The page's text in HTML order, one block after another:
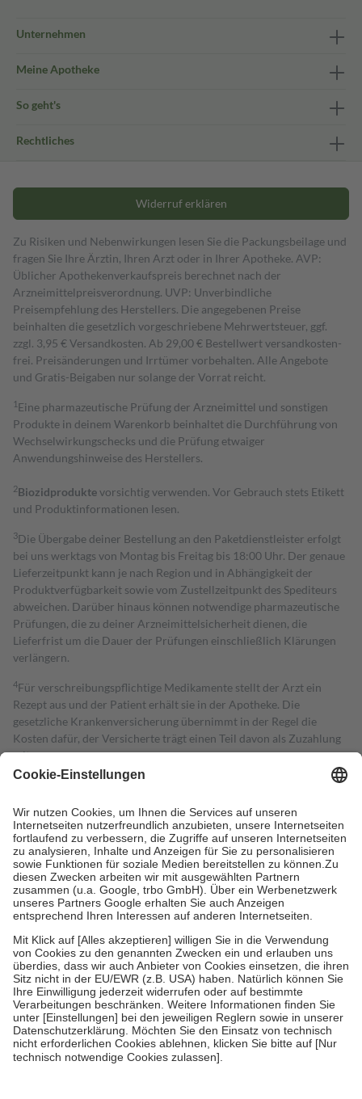
Unternehmen
Meine Apotheke
So geht's
Rechtliches
Widerruf erklären
Zu Risiken und Nebenwirkungen lesen Sie die Packungsbeilage und
fragen Sie Ihre Ärztin, Ihren Arzt oder in Ihrer Apotheke. AVP:
Üblicher Apothekenverkaufspreis berechnet nach der
Arzneimittelpreisverordnung. UVP: Unverbindliche
Preisempfehlung des Herstellers. Die angegebenen Preise
beinhalten die gesetzlich vorgeschriebene Mehrwertsteuer, ggf.
zzgl. 3,95 € Versandkosten. Ab 29,00 € Bestell­wert versand­kosten­
frei. Preisänderungen und Irrtümer vorbehalten. Alle Angebote
und Gratis-Beigaben nur solange der Vorrat reicht.
1 Eine pharmazeutische Prüfung der Arzneimittel und sonstigen
Produkte in deinem Warenkorb beinhaltet die Durchführung von
Wechselwirkungschecks und die Prüfung etwaiger
Anwendungshinweise des Herstellers.
2Biozidproduktevorsichtig verwenden. Vor Gebrauch stets Etikett
und Produktinformationen lesen.
3Die Übergabe deiner Bestellung an den Paketdienstleister erfolgt
bei uns werktags von Montag bis Freitag bis 18:00 Uhr. Der genaue
Lieferzeitpunkt kann je nach Region und in Abhängigkeit der
Produktverfügbarkeit sowie vom Zustellzeitpunkt des Spediteurs
abweichen. Darüber hinaus können notwendige pharmazeutische
Prüfungen, die zu deiner Arzneimittelsicherheit dienen, die
Lieferfrist um die Dauer der Prüfungen einschließlich Klärungen
verlängern.
4Für verschreibungspflichtige Medikamente stellt der Arzt ein
Rezept aus und der Patient erhält sie in der Apotheke. Die
gesetzliche Krankenversicherung übernimmt in der Regel die
Kosten dafür, der Versicherte trägt einen Teil davon als Zuzahlung
mit.
Grundsätzlich leisten Mitglieder Zuzahlungen in Höhe von zehn
höchstens zehn Euro.
Es sind jedoch nie mehr als die tatsächlichen
Kosten der Leistung zu entrichten.
Diese Regeln gelten grundsätzlich auch für Online-Apotheken.
Bei Heilmitteln und häuslicher Krankenpflege beträgt die
Zuzahlung zehn Prozent der Kosten sowie zehn Euro je
Verordnung.
Um das Engagement der Versicherten für ihre eigene Gesundheit zu
stärken und die besondere Stellung der Familie zu unterstützen,
fallenkeine Zuzahlungenan bei:
• Kindern und Jugendlichen bis zum vollendeten 18. Lebensjahr
mit Ausnahme der Fahrkosten
• Untersuchungen zur Vorsorge und Früherkennung, die von der
GKV getragen werden
• empfohlenen Schutzimpfungen
• Harn- und Blutteststreifen